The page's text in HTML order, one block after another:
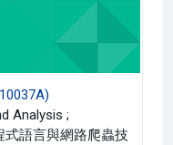
Analysis ;
語言與網路爬蟲技